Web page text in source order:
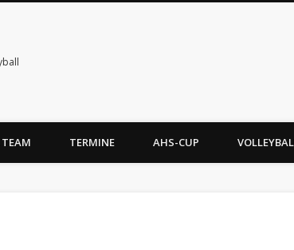
TEAM TERMINE AHS-CUP